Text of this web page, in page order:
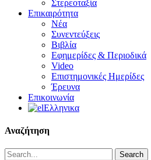
Στερεοταξία
Επικαιρότητα
Νέα
Συνεντεύξεις
Βιβλία
Εφημερίδες & Περιοδικά
Video
Επιστημονικές Ημερίδες
Έρευνα
Επικοινωνία
Ελληνικα
Αναζήτηση
Search